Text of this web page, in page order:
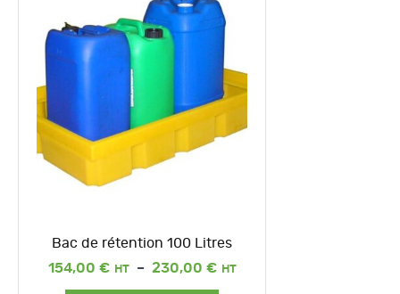
Bac de rétention 100 Litres
154,00 € – 230,00 €
Plage